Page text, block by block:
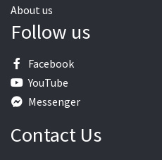
About us
Follow us
Facebook
YouTube
Messenger
Contact Us